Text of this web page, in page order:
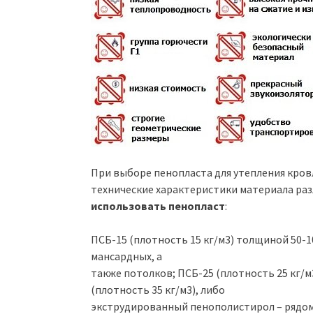
При выборе пенопласта для утепления
технические характеристики материала
использовать пенопласт:
ПСБ-15 (плотность 15 кг/м3) толщиной 50-
мансардных, а
также потолков; ПСБ-25 (плотность 25 кг/
(плотность 35 кг/м3), либо
экструдированный пенополистирол –